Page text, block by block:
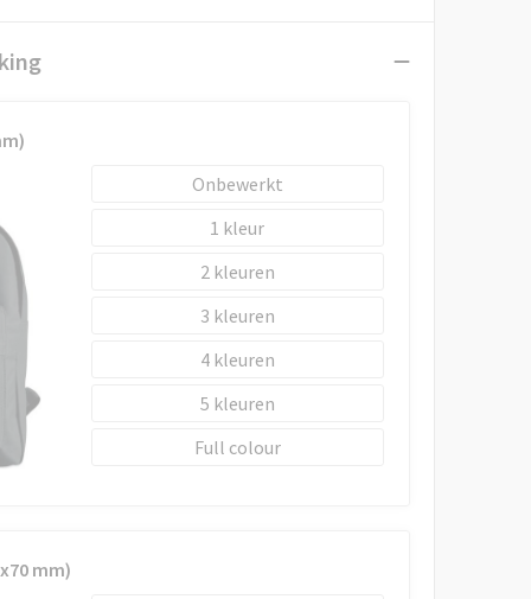
Onbewerkt
1
2
3
4
5
Full colour
mm)